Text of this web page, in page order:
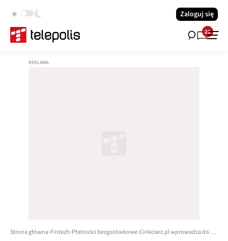
Zaloguj się
21
Strona główna Fintech Płatności bezgotówkowe